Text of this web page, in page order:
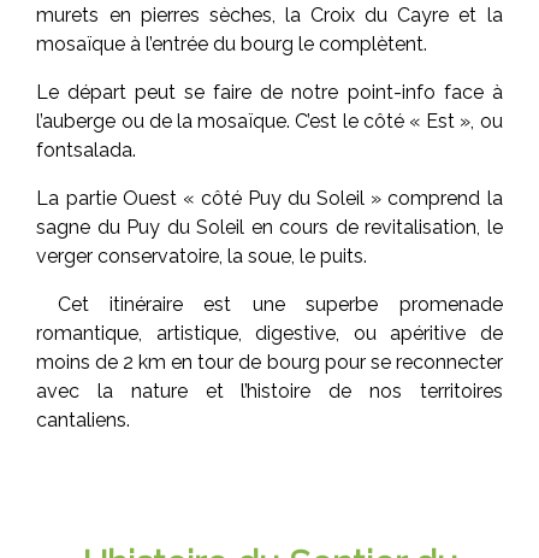
murets en pierres sèches, la Croix du Cayre et la
mosaïque à l’entrée du bourg le complètent.
Le départ peut se faire de notre point-info face à
l’auberge ou de la mosaïque. C’est le côté « Est », ou
fontsalada.
La partie Ouest « côté Puy du Soleil » comprend la
sagne du Puy du Soleil en cours de revitalisation, le
verger conservatoire, la soue, le puits.
Cet itinéraire est une superbe promenade
romantique, artistique, digestive, ou apéritive de
moins de 2 km en tour de bourg pour se reconnecter
avec la nature et l’histoire de nos territoires
cantaliens.